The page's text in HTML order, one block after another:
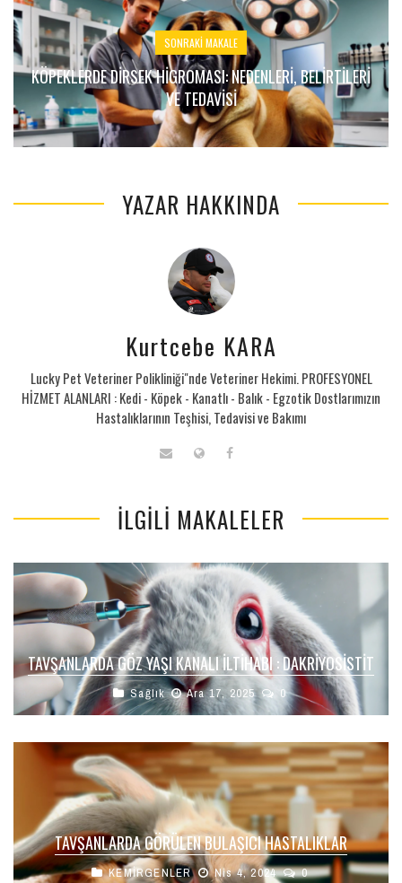
SONRAKI MAKALE
KÖPEKLERDE DIRSEK HIGROMASI: NEDENLERI, BELIRTILERI
VE TEDAVISI
YAZAR HAKKINDA
Kurtcebe KARA
Lucky Pet Veteriner Polikliniği"nde Veteriner Hekimi. PROFESYONEL
HİZMET ALANLARI : Kedi - Köpek - Kanatlı - Balık - Egzotik Dostlarımızın
Hastalıklarının Teşhisi, Tedavisi ve Bakımı
İLGILI MAKALELER
TAVŞANLARDA GÖZ YAŞI KANALI İLTIHABI : DAKRIYOSISTIT
Sağlık Ara 17, 2025 0
TAVŞANLARDA GÖRÜLEN BULAŞICI HASTALIKLAR
KEMİRGENLER Nis 4, 2024 0